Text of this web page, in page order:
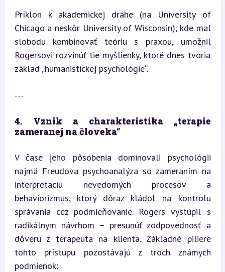
Príklon k akademickej dráhe (na University of
Chicago a neskôr University of Wisconsin), kde mal
slobodu kombinovať teóriu s praxou, umožnil
Rogersovi rozvinúť tie myšlienky, ktoré dnes tvoria
základ „humanistickej psychológie“.
---
4. Vznik a charakteristika „terapie
zameranej na človeka“
V čase jeho pôsobenia dominovali psychológii
najmä Freudova psychoanalýza so zameraním na
interpretáciu nevedomých procesov a
behaviorizmus, ktorý dôraz kládol na kontrolu
správania cez podmieňovanie. Rogers vystúpil s
radikálnym návrhom – presunúť zodpovednosť a
dôveru z terapeuta na klienta. Základné piliere
tohto prístupu pozostávajú z troch známych
podmienok: